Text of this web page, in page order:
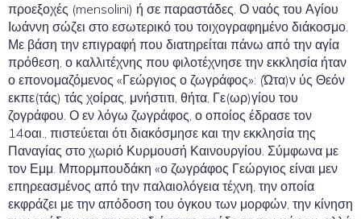
προεξοχές (mensolini) ή σε παραστάδες. Ο ναός του Αγίου
Ιωάννη σώζει στο εσωτερικό του τοιχογραφημένο διάκοσμο.
Με βάση την επιγραφή που διατηρείται πάνω από την αγία
πρόθεση, ο καλλιτέχνης που φιλοτέχνησε την εκκλησία ήταν
ο επονομαζόμενος «Γεώργιος ο ζωγράφος»: (Ώτα)ν ύς Θεόν
εκπε(τάς) τάς χοίρας, μνήστιτι, θήτα, Γε(ωρ)γίου του
ζογράφου. Ο εν λόγω ζωγράφος, ο οποίος έδρασε τον
14οαι., πιστεύεται ότι διακόσμησε και την εκκλησία της
Παναγίας στο χωριό Κυρμουσή Καινουργίου. Σύμφωνα με
τον Εμμ. Μπορμπουδάκη «ο ζωγράφος Γεώργιος είναι μεν
επηρεασμένος από την παλαιολόγεια τέχνη, την οποία
εκφράζει με την απόδοση του όγκου των μορφών, την κίνηση